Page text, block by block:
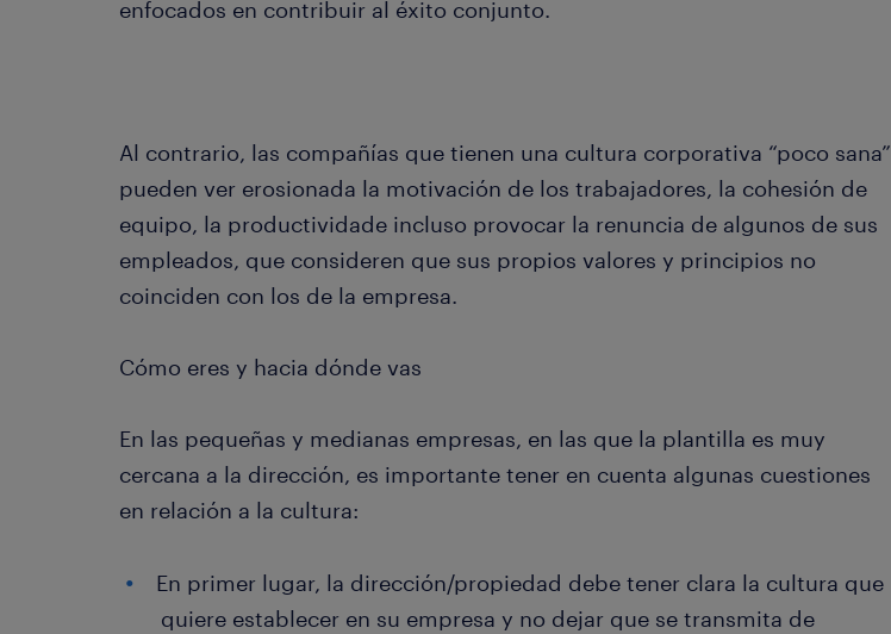
enfocados en contribuir al éxito conjunto.
Al contrario, las compañías que tienen una cultura corporativa “poco sana”
pueden ver erosionada la motivación de los trabajadores, la cohesión de
equipo, la productividade incluso provocar la renuncia de algunos de sus
empleados, que consideren que sus propios valores y principios no
coinciden con los de la empresa.
Cómo eres y hacia dónde vas
En las pequeñas y medianas empresas, en las que la plantilla es muy
cercana a la dirección, es importante tener en cuenta algunas cuestiones
en relación a la cultura:
En primer lugar, la dirección/propiedad debe tener clara la cultura que
quiere establecer en su empresa y no dejar que se transmita de